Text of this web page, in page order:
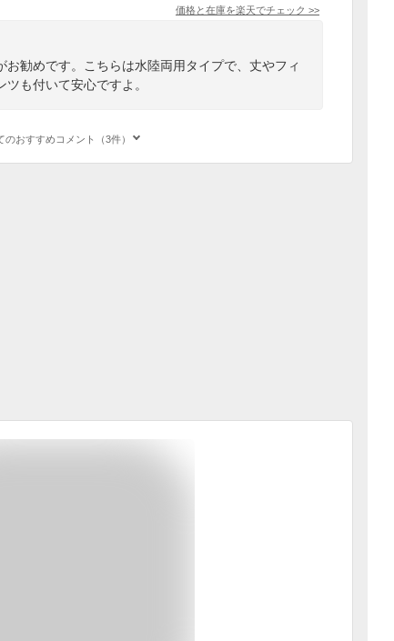
価格と在庫を楽天でチェック >>
勧めです。こちらは水陸両用タイプで、丈やフィ
も付いて安心ですよ。
のおすすめコメント（3件）